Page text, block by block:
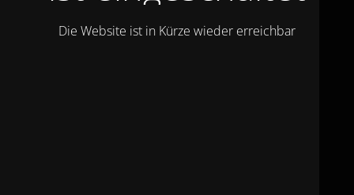
Die Website ist in Kürze wieder erreichbar